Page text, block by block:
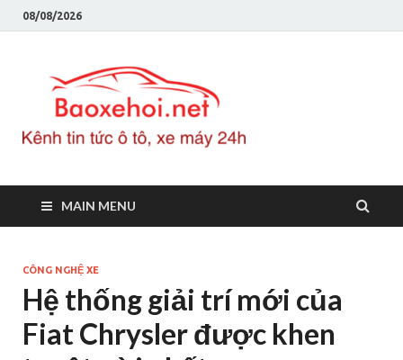
08/08/2026
MAIN MENU
CÔNG NGHỆ XE
Hệ thống giải trí mới của
Fiat Chrysler được khen